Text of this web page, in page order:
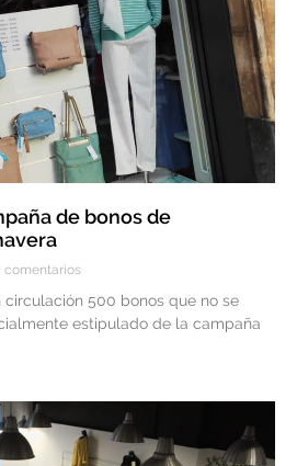
de bonos de
comentarios
circulación 500 bonos que no se
estipulado de la campaña